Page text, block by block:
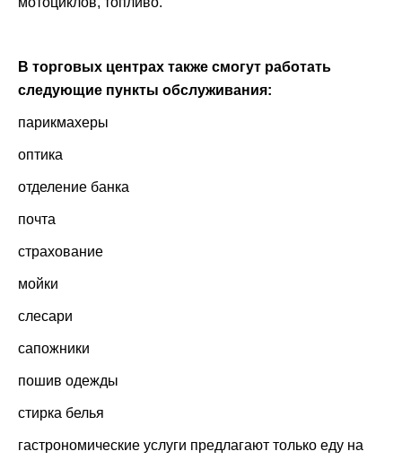
В торговых центрах также смогут работать
следующие пункты обслуживания:
парикмахеры
оптика
отделение банка
почта
страхование
мойки
слесари
сапожники
пошив одежды
стирка белья
гастрономические услуги предлагают только еду на